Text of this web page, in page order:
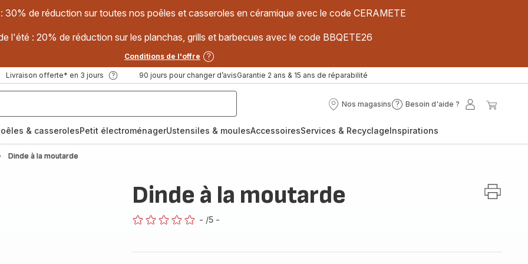
30% de réduction sur toutes nos poêles et casseroles en céramique avec le code CERAMETE
l'été : 20% de réduction sur les planchas, grills et barbecues avec le code BBQETE26
Conditions de l'offre
Livraison offerte* en 3 jours 90 jours pour changer d’avisGarantie 2 ans & 15 ans de réparabilité
Nos magasins
Nos
Besoin d'aide ?
Besoin
?
Mon
& casserolesPetit électroménagerUstensiles & moulesAccessoiresServices & RecyclageInspirations
Dinde à la moutarde
Dinde à la moutarde
- /5 -